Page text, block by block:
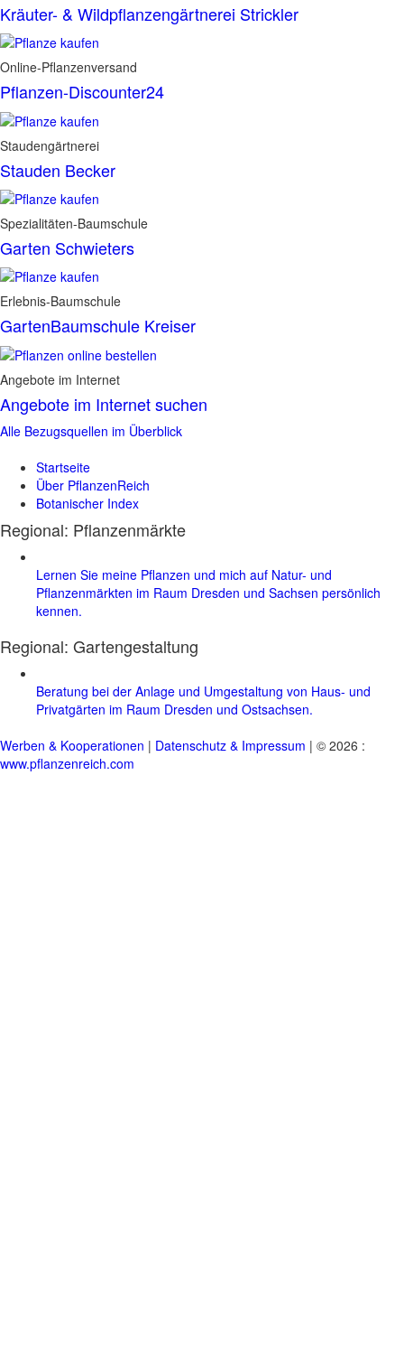
Kräuter- & Wildpflanzengärtnerei Strickler
Online-Pflanzenversand
Pflanzen-Discounter24
Staudengärtnerei
Stauden Becker
Spezialitäten-Baumschule
Garten Schwieters
Erlebnis-Baumschule
GartenBaumschule Kreiser
Angebote im Internet
Angebote im Internet suchen
Alle Bezugsquellen im Überblick
Startseite
Über PflanzenReich
Botanischer Index
Regional: Pflanzenmärkte
Lernen Sie meine Pflanzen und mich auf Natur- und
Pflanzenmärkten im Raum Dresden und Sachsen persönlich
kennen.
Regional: Gartengestaltung
Beratung bei der Anlage und Umgestaltung von Haus- und
Privatgärten im Raum Dresden und Ostsachsen.
Werben & Kooperationen | Datenschutz & Impressum | © 2026 :
www.pflanzenreich.com